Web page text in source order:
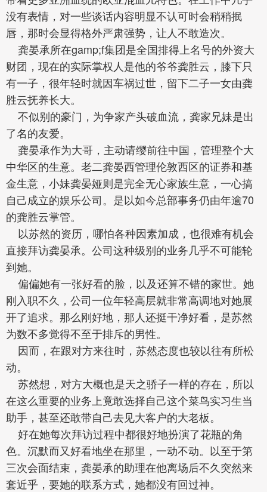
没有表情，对一些谈话内容明显不认可时会稍稍抿
唇，那时会显得格外严肃强势，让人不敢造次。
龚晏承所在gamp;f集团是全国排得上名号的外资大
财团，现在的实际掌权人是他的爷爷龚胜云，膝下只
有一子，很年轻时就因车祸过世，留下二子一女由龚
胜云抚养长大。
不似别的豪门，为争家产头破血流，龚家兄妹是出
了名的友爱。
龚晏承作为大哥，主动请缨前往中国，管理整个大
中华区的生意。老二龚晏西管理伦敦西区的证券和基
金生意，小妹龚晏娅则是完全无心家族生意，一心搞
自己成立的娱乐公司。是以如今总部事务仍由年逾70
的龚胜云掌管。
以苏然的资历，哪怕各种因素加成，也很难有机会
直接拜访龚晏承。公司这种级别的业务几乎不可能轮
到她。
偏偏她有一张好看的脸，以及还算不错的家世。她
刚入职不久，公司一位年轻高层就非常高调地对她展
开了追求。那么刚好地，那人还挺干净好看，是苏然
为数不多觉得不至于排斥的男性。
因而，在跟对方来往时，苏然态度也较以往有所松
动。
苏然想，对方大概也是天之骄子一样的存在，所以
在这么重要的业务上竟敢选择自己这个菜鸟实习生当
助手，甚至还敢带自己去见大客户的大老板。
好在她每次拜访过程中都很好地扮演了花瓶的角
色。沉默而又好看地坐在那里，一动不动。以至于第
三次会面结束，龚晏承的助理在他离场后不久突然来
套近乎，要她的联系方式，她都没有回过神。